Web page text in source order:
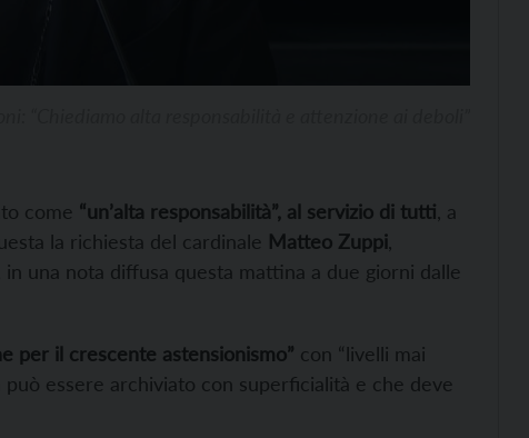
come “un’alta responsabilità”, al servizio di tutti , a
la richiesta del cardinale Matteo Zuppi
una nota diffusa questa mattina a due giorni dalle
per il crescente astensionismo” con “livelli mai
essere archiviato con superficialità e che deve